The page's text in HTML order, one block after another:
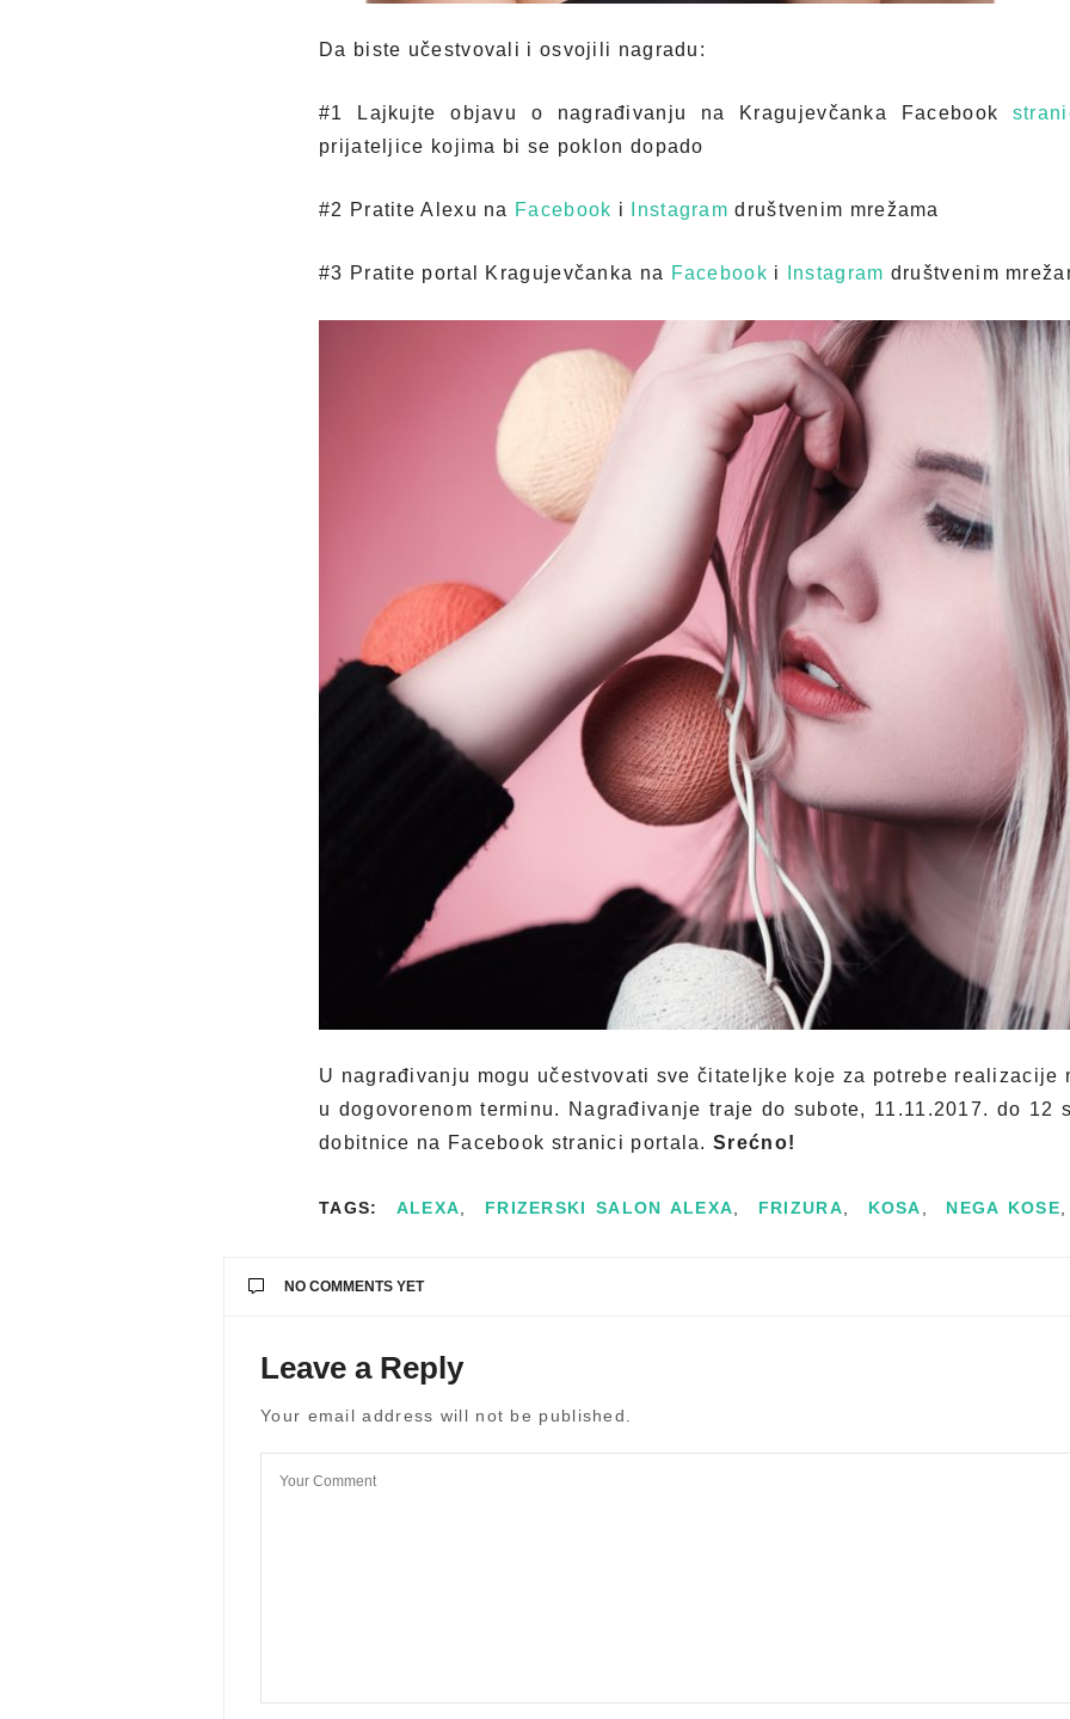
Da biste učestvovali i osvojili nagradu:
#1 Lajkujte objavu o nagrađivanju na Kragujevčanka Facebook
prijateljice kojima bi se poklon dopado
#2 Pratite Alexu na Facebook i Instagramdruštvenim mrežama
#3 Pratite portal Kragujevčanka na Facebook i Instagram društvenim
U nagrađivanju mogu učestvovati sve čitateljke koje za potrebe realizacije
u dogovorenom terminu. Nagrađivanje traje do subote, 11.11.2017. do 12
dobitnice na Facebook stranici portala. Srećno!
TAGS: ALEXA FRIZERSKI SALON ALEXA FRIZURA KOSA NEGA KOSE
NO COMMENTS YET
Leave a Reply
Your email address will not be published.